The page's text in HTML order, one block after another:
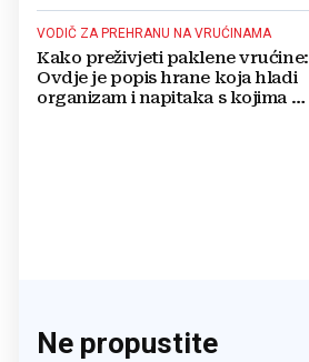
VODIČ ZA PREHRANU NA VRUĆINAMA
Kako preživjeti paklene vrućine:
Ovdje je popis hrane koja hladi
organizam i napitaka s kojima si
Ne propustite